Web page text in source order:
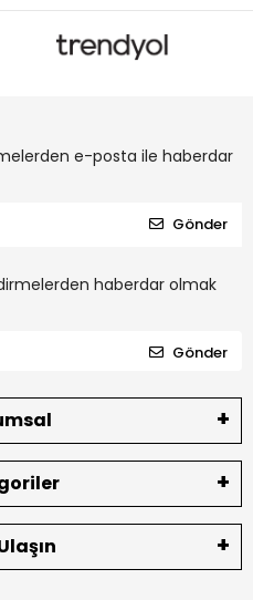
e-posta ile haberdar
Gönder
haberdar olmak
Gönder